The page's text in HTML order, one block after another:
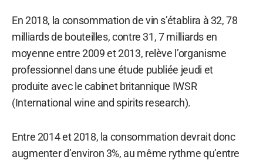
En 2018, la consommation de vin s’établira à 32, 78
milliards de bouteilles, contre 31, 7 milliards en
moyenne entre 2009 et 2013, relève l’organisme
professionnel dans une étude publiée jeudi et
produite avec le cabinet britannique IWSR
(International wine and spirits research).
Entre 2014 et 2018, la consommation devrait donc
augmenter d’environ 3%, au même rythme qu’entre